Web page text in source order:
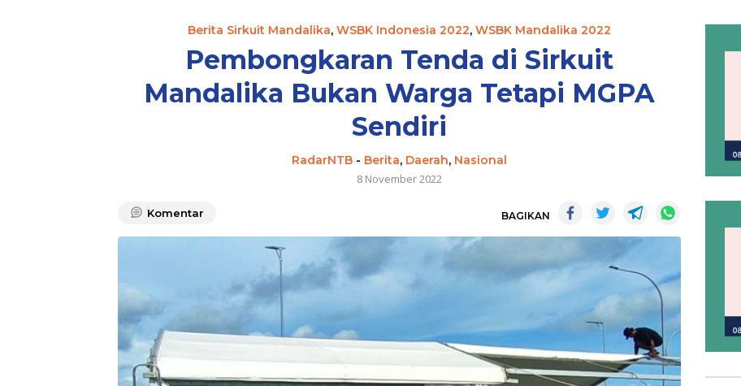
Berita Sirkuit Mandalika, WSBK Indonesia 2022, WSBK Mandalika 2022
Pembongkaran Tenda di Sirkuit
Mandalika Bukan Warga Tetapi MGPA
Sendiri
RadarNTB- Berita, Daerah, Nasional
8 November 2022
Komentar BAGIKAN